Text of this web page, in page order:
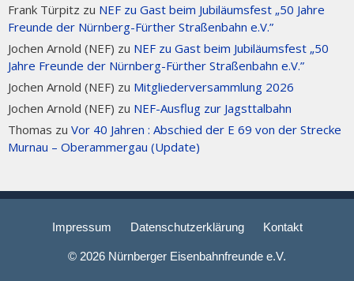
Frank Türpitz zu NEF zu Gast beim Jubiläumsfest „50 Jahre
Freunde der Nürnberg-Fürther Straßenbahn e.V.”
Jochen Arnold (NEF) zu NEF zu Gast beim Jubiläumsfest „50
Jahre Freunde der Nürnberg-Fürther Straßenbahn e.V.”
Jochen Arnold (NEF) zu Mitgliederversammlung 2026
Jochen Arnold (NEF) zu NEF-Ausflug zur Jagsttalbahn
Thomas zu Vor 40 Jahren : Abschied der E 69 von der Strecke
Murnau – Oberammergau (Update)
Impressum Datenschutzerklärung Kontakt
© 2026 Nürnberger Eisenbahnfreunde e.V.